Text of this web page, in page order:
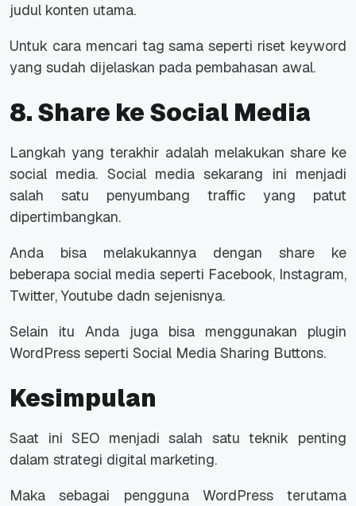
judul konten utama.
Untuk cara mencari tag sama seperti riset keyword
yang sudah dijelaskan pada pembahasan awal.
8. Share ke Social Media
Langkah yang terakhir adalah melakukan share ke
social media. Social media sekarang ini menjadi
salah satu penyumbang traffic yang patut
dipertimbangkan.
Anda bisa melakukannya dengan share ke
beberapa social media seperti Facebook, Instagram,
Twitter, Youtube dadn sejenisnya.
Selain itu Anda juga bisa menggunakan plugin
WordPress seperti Social Media Sharing Buttons.
Kesimpulan
Saat ini SEO menjadi salah satu teknik penting
dalam strategi digital marketing.
Maka sebagai pengguna WordPress terutama